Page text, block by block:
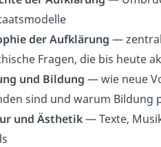
der Aufklärung —
Fragen, die bis heute
und Bildung — wie neue
sind und warum Bildung
und Ästhetik— Texte,